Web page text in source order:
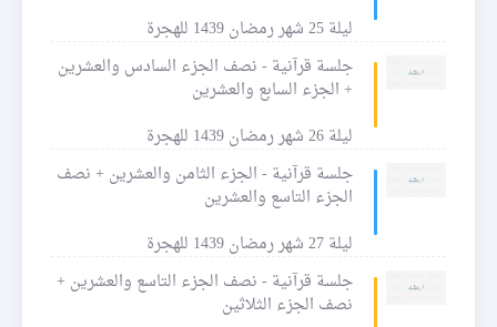
ليلة 25 شهر رمضان 1439 للهجرة
جلسة قرآنية - نصف الجزء السادس والعشرين
+ الجزء السابع والعشرين
ليلة 26 شهر رمضان 1439 للهجرة
جلسة قرآنية - الجزء الثامن والعشرين + نصف
الجزء التاسع والعشرين
ليلة 27 شهر رمضان 1439 للهجرة
جلسة قرآنية - نصف الجزء التاسع والعشرين +
نصف الجزء الثلاثين